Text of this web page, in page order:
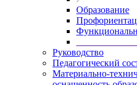
Образование
Руководство
Педагогический
Материально-